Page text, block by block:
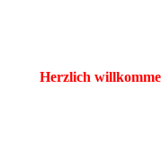
Herzlich